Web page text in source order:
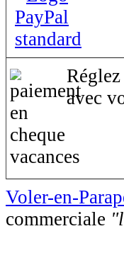
avec
Voler-en-
commerciale